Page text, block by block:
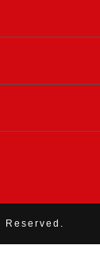
Reserved.